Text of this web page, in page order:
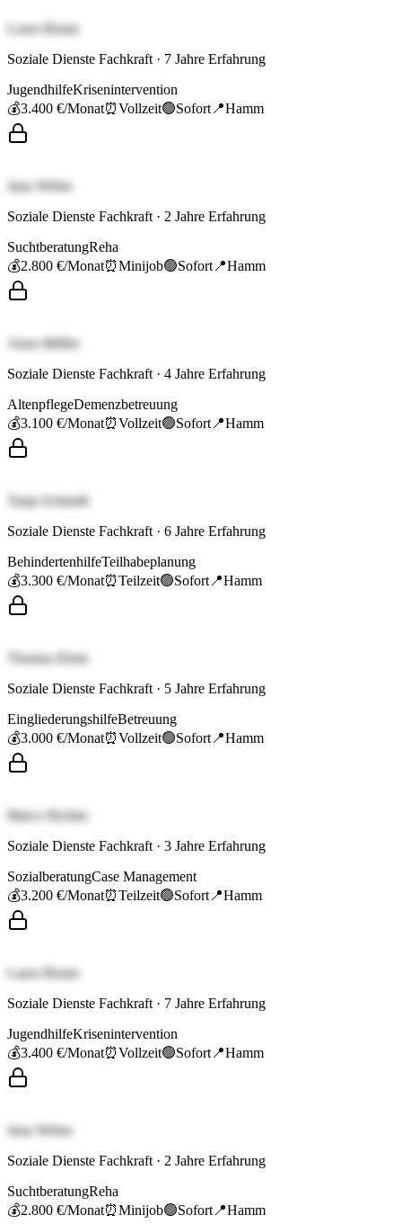
Laura Braun
Soziale Dienste Fachkraft · 7 Jahre Erfahrung
JugendhilfeKrisenintervention
💰3.400 €/Monat⏰Vollzeit🟢Sofort 📍Hamm
Jana Weber
Soziale Dienste Fachkraft · 2 Jahre Erfahrung
SuchtberatungReha
💰2.800 €/Monat⏰Minijob🟢Sofort 📍Hamm
Anna Müller
Soziale Dienste Fachkraft · 4 Jahre Erfahrung
AltenpflegeDemenzbetreuung
💰3.100 €/Monat⏰Vollzeit🟢Sofort 📍Hamm
Tanja Schmidt
Soziale Dienste Fachkraft · 6 Jahre Erfahrung
BehindertenhilfeTeilhabeplanung
💰3.300 €/Monat⏰Teilzeit🟢Sofort 📍Hamm
Thomas Klein
Soziale Dienste Fachkraft · 5 Jahre Erfahrung
EingliederungshilfeBetreuung
💰3.000 €/Monat⏰Vollzeit🟢Sofort 📍Hamm
Marco Richter
Soziale Dienste Fachkraft · 3 Jahre Erfahrung
SozialberatungCase Management
💰3.200 €/Monat⏰Teilzeit🟢Sofort 📍Hamm
Laura Braun
Soziale Dienste Fachkraft · 7 Jahre Erfahrung
JugendhilfeKrisenintervention
💰3.400 €/Monat⏰Vollzeit🟢Sofort 📍Hamm
Jana Weber
Soziale Dienste Fachkraft · 2 Jahre Erfahrung
SuchtberatungReha
💰2.800 €/Monat⏰Minijob🟢Sofort 📍Hamm